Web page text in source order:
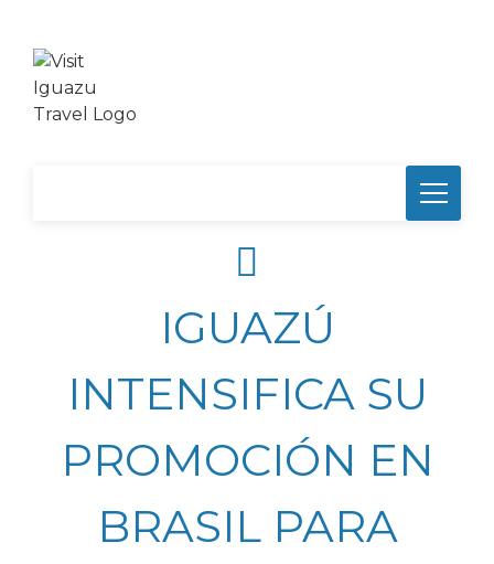
IGUAZÚ
INTENSIFICA SU
PROMOCIÓN EN
BRASIL PARA